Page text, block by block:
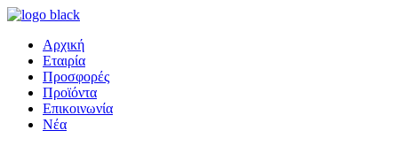
Αρχική
Εταιρία
Προσφορές
Προϊόντα
Επικοινωνία
Νέα